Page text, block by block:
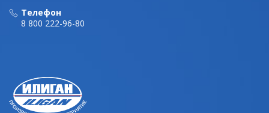
Телефон
8 800 222-96-80